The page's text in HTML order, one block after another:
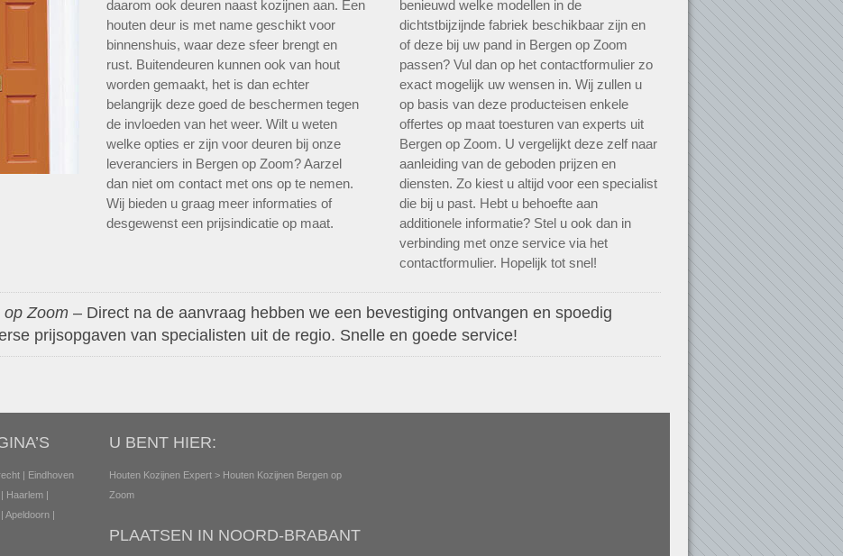
daarom ook deuren naast kozijnen aan. Een
houten deur is met name geschikt voor
binnenshuis, waar deze sfeer brengt en
rust. Buitendeuren kunnen ook van hout
worden gemaakt, het is dan echter
belangrijk deze goed de beschermen tegen
de invloeden van het weer. Wilt u weten
welke opties er zijn voor deuren bij onze
leveranciers in Bergen op Zoom? Aarzel
dan niet om contact met ons op te nemen.
Wij bieden u graag meer informaties of
desgewenst een prijsindicatie op maat.
benieuwd welke modellen in de
dichtstbijzijnde fabriek beschikbaar zijn en
of deze bij uw pand in Bergen op Zoom
passen? Vul dan op het contactformulier zo
exact mogelijk uw wensen in. Wij zullen u
op basis van deze producteisen enkele
offertes op maat toesturen van experts uit
Bergen op Zoom. U vergelijkt deze zelf naar
aanleiding van de geboden prijzen en
diensten. Zo kiest u altijd voor een specialist
die bij u past. Hebt u behoefte aan
additionele informatie? Stel u ook dan in
verbinding met onze service via het
contactformulier. Hopelijk tot snel!
Zoom – Direct na de aanvraag hebben we een bevestiging ontvangen en spoedig
prijsopgaven van specialisten uit de regio. Snelle en goede service!
| Eindhoven
| Haarlem |
| Apeldoorn |
U BENT HIER:
Houten Kozijnen Expert > Houten Kozijnen Bergen op
Zoom
PLAATSEN IN NOORD-BRABANT